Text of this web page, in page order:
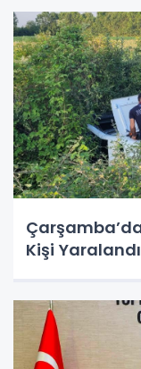
Kişi Yaralandı